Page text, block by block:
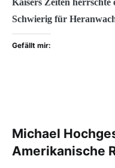
Kaisers Zeiten herrschte
Schwierig für
Gefällt mir:
Michael
Amerikanische